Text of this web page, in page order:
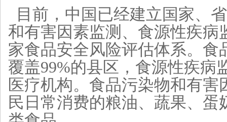
目前，中国已经建立国家、
和有害因素监测、食源性疾病
家食品安全风险评估体系。食
覆盖99%的县区，食源性疾病
医疗机构。食品污染物和有
民日常消费的粮油、蔬果、蛋